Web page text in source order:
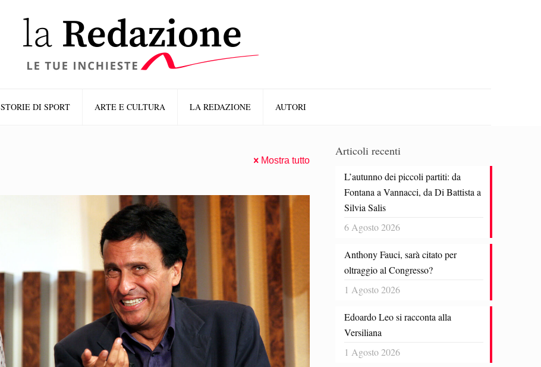
STORIE DI SPORT ARTE E CULTURA LA REDAZIONE AUTORI
Mostra tutto
Articoli recenti
L’autunno dei piccoli partiti: da
Fontana a Vannacci, da Di Battista a
Silvia Salis
6 Agosto 2026
Anthony Fauci, sarà citato per
oltraggio al Congresso?
1 Agosto 2026
Edoardo Leo si racconta alla
Versiliana
1 Agosto 2026